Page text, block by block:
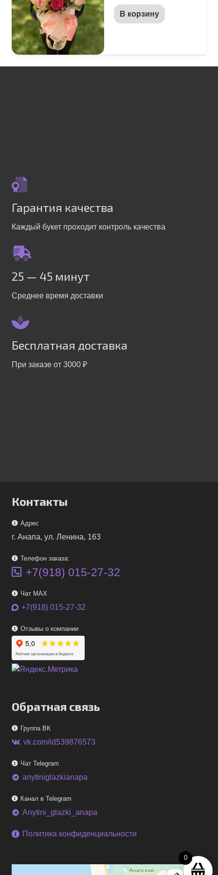
0
В корзину
Гарантия качества
Каждый букет проходит контроль качества
25 — 45 минут
Среднее время доставки
Бесплатная доставка
При заказе от 3000 ₽
Контакты
Адрес
г. Анапа, ул. Ленина, 163
Телефон заказа:
+7(918) 015-27-32
Чат MAX
+7(918) 015-27-32
Отзывы о компании
Обратная связь
Группа ВК
vk.com/id539876573
Чат Telegram
telegram anytiniglazkianapa
Канал в Telegram
telegram Anytini_glazki_anapa
Политика конфиденциальности